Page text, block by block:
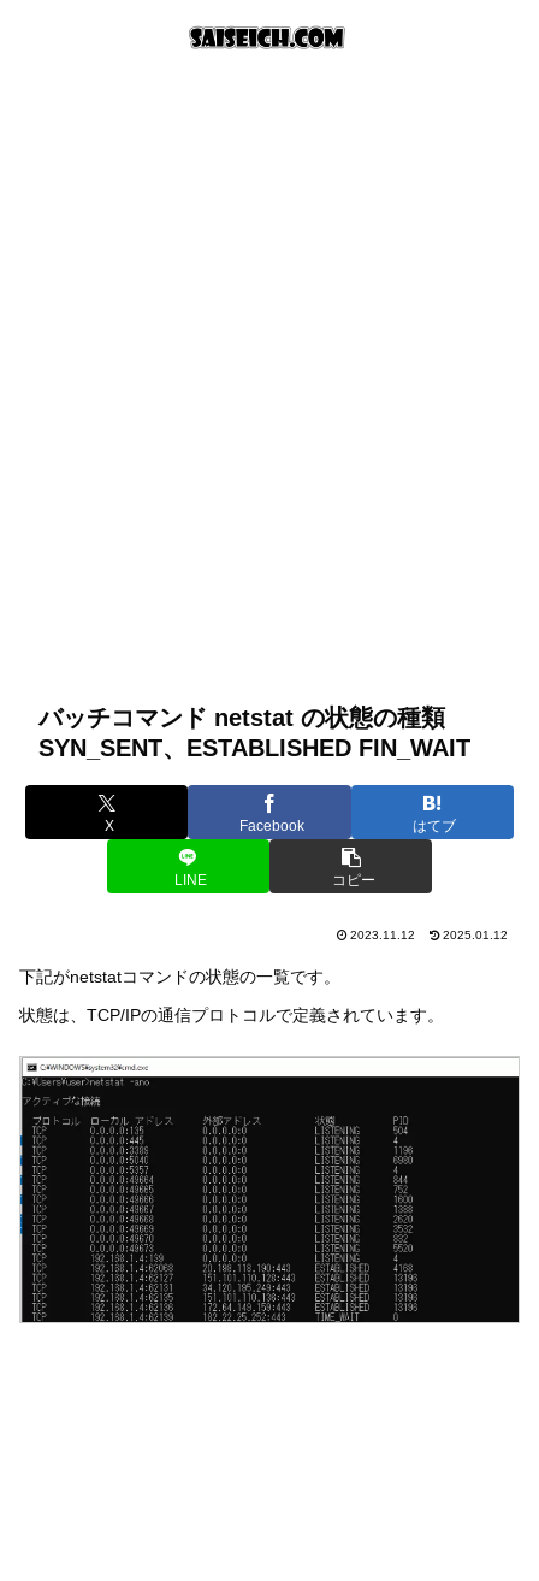
バッチコマンド netstat の状態の種類
SYN_SENT、ESTABLISHED FIN_WAIT
X Facebook はてブ
LINE コピー
2023.11.12 2025.01.12
下記がnetstatコマンドの状態の一覧です。
状態は、TCP/IPの通信プロトコルで定義されています。